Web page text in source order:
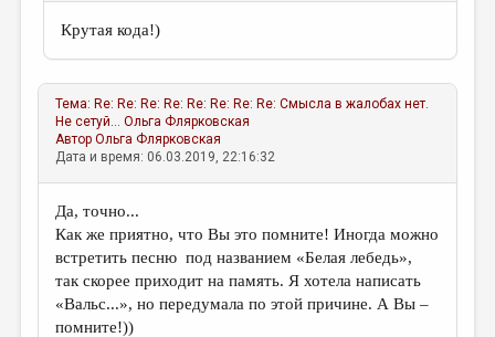
Крутая кода!)
Тема: Re: Re: Re: Re: Re: Re: Re: Re: Смысла в жалобах нет.
Не сетуй... Ольга Флярковская
АвторОльга Флярковская
Дата и время: 06.03.2019, 22:16:32
Да, точно...
Как же приятно, что Вы это помните! Иногда можно
встретить песню под названием «Белая лебедь»,
так скорее приходит на память. Я хотела написать
«Вальс...», но передумала по этой причине. А Вы –
помните!))